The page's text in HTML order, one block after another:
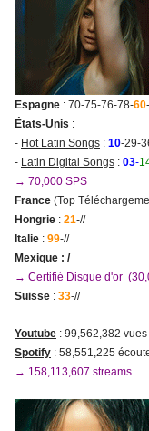
Espagne : 70-75-76-78-60
États-Unis :
- Hot Latin Songs : 10-29-
- Latin Digital Songs : 03-
→ 70,000 SPS
France (Top
Hongrie : 21-//
Italie : 99-//
Mexique : /
→ Certifié Disque d'or
Suisse : 33-//
Youtube : 99,562,382 vues
Spotify : 58,551,225
→ 158,113,607 streams